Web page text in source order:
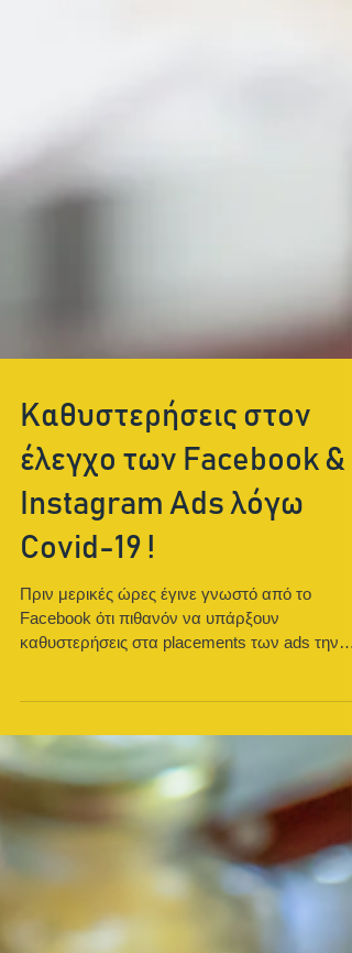
Καθυστερήσεις στον
έλεγχο των Facebook &
Instagram Ads λόγω
Covid-19 !
Πριν μερικές ώρες έγινε γνωστό από το
καθυστερήσεις στα placements των ads την
τρέχουσα περίοδο λόγω...